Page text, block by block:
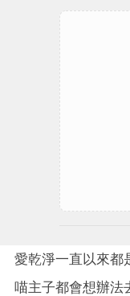
愛乾淨一直以來都
喵主子都會想辦法